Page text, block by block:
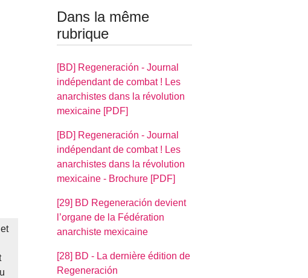
Dans la même
rubrique
[BD] Regeneración - Journal
indépendant de combat ! Les
anarchistes dans la révolution
mexicaine [PDF]
[BD] Regeneración - Journal
indépendant de combat ! Les
anarchistes dans la révolution
mexicaine - Brochure [PDF]
[29] BD Regeneración devient
l’organe de la Fédération
anarchiste mexicaine
[28] BD - La dernière édition de
Regeneración